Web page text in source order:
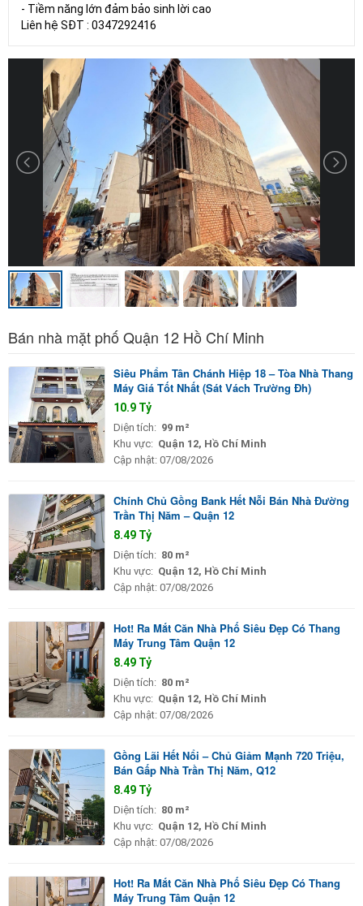
- Tiềm năng lớn đảm bảo sinh lời cao
Liên hệ SĐT : 0347292416
Bán nhà mặt phố Quận 12 Hồ Chí Minh
Siêu Phẩm Tân Chánh Hiệp 18 – Tòa Nhà Thang
Máy Giá Tốt Nhất (Sát Vách Trường Đh)
10.9 Tỷ
Diện tích: 99 m²
Khu vực: Quận 12, Hồ Chí Minh
Cập nhật: 07/08/2026
Chính Chủ Gồng Bank Hết Nỗi Bán Nhà Đường
Trần Thị Năm – Quận 12
8.49 Tỷ
Diện tích: 80 m²
Khu vực: Quận 12, Hồ Chí Minh
Cập nhật: 07/08/2026
Hot! Ra Mắt Căn Nhà Phố Siêu Đẹp Có Thang
Máy Trung Tâm Quận 12
8.49 Tỷ
Diện tích: 80 m²
Khu vực: Quận 12, Hồ Chí Minh
Cập nhật: 07/08/2026
Gồng Lãi Hết Nổi – Chủ Giảm Mạnh 720 Triệu,
Bán Gấp Nhà Trần Thị Năm, Q12
8.49 Tỷ
Diện tích: 80 m²
Khu vực: Quận 12, Hồ Chí Minh
Cập nhật: 07/08/2026
Hot! Ra Mắt Căn Nhà Phố Siêu Đẹp Có Thang
Máy Trung Tâm Quận 12